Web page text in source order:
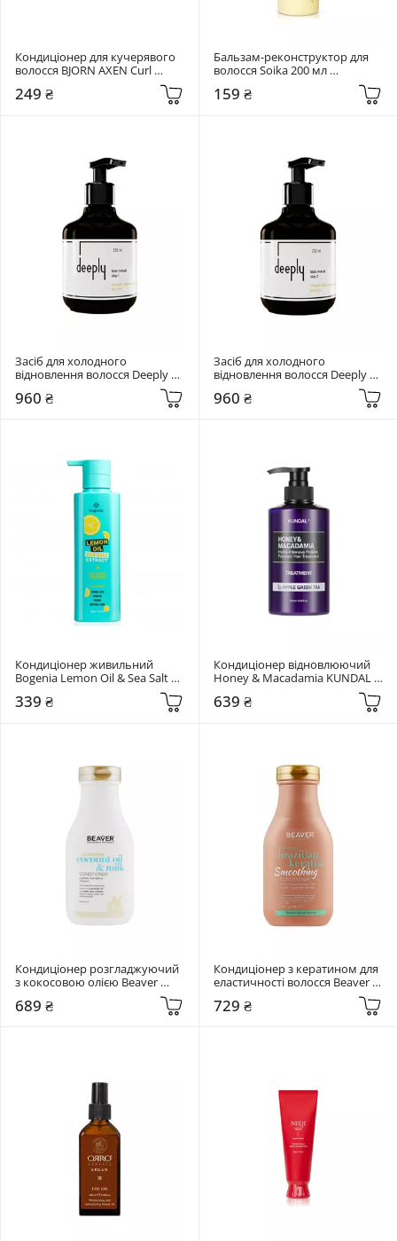
Кондиціонер для кучерявого
волосся BJORN AXEN Curl
249 ₴
Бальзам-реконструктор для
волосся Soika 200 мл
159 ₴
Засіб для холодного
відновлення волосся Deeply
960 ₴
Засіб для холодного
відновлення волосся Deeply
960 ₴
Кондиціонер живильний
Bogenia Lemon Oil & Sea Salt
339 ₴
Кондиціонер відновлюючий
Honey & Macadamia KUNDAL
639 ₴
Кондиціонер розгладжуючий
з кокосовою олією Beaver
Moisturizing Coconut Oil & Milk
Conditioner 350 мл
689 ₴
Кондиціонер з кератином для
еластичності волосся Beaver
Brazilian Keratin Smoothing
Conditioner 350 мл
729 ₴